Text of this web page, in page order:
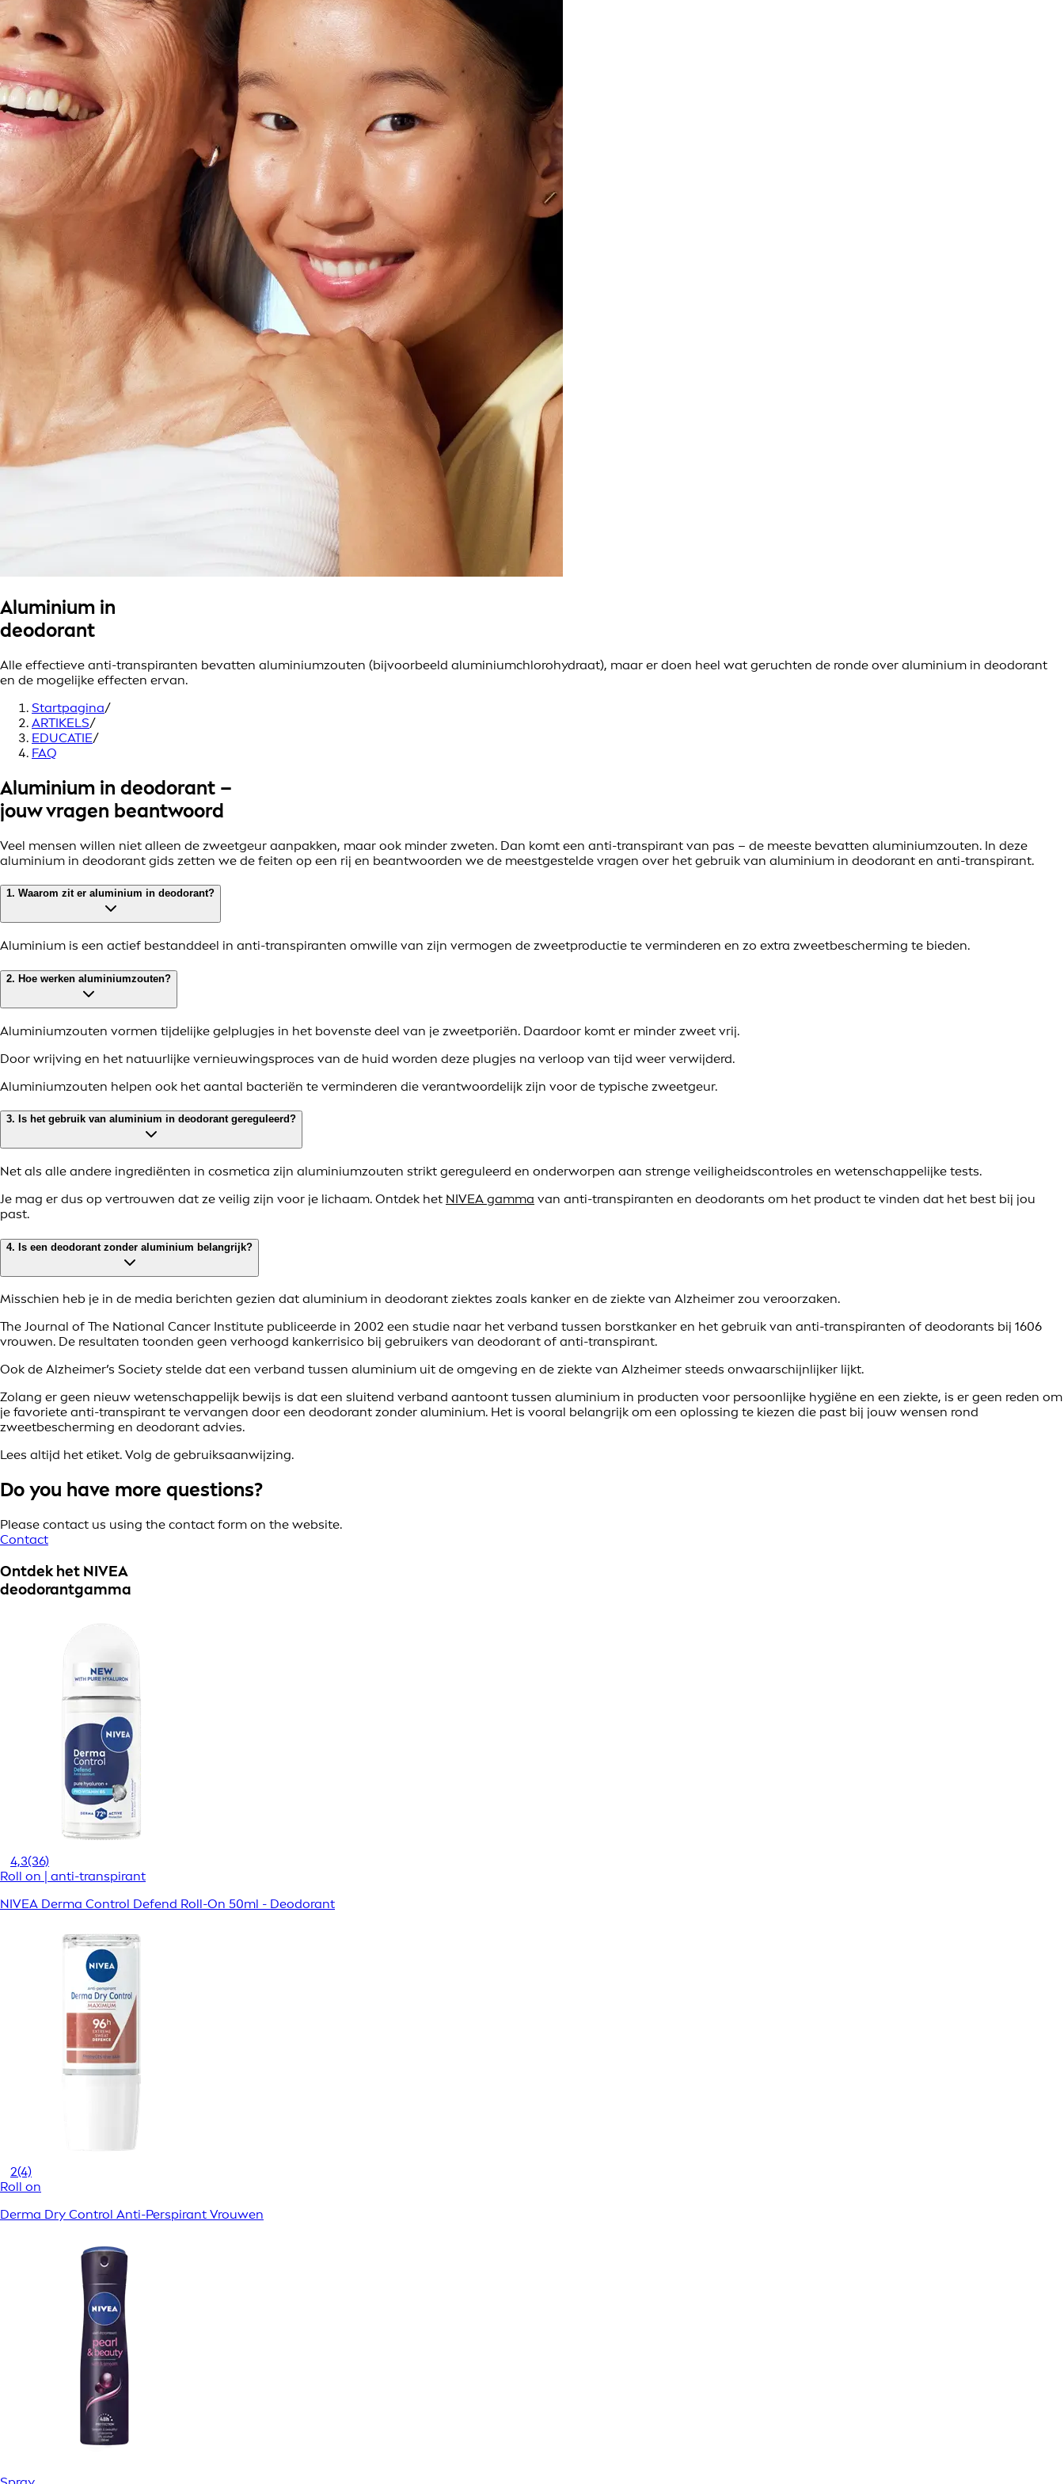
Aluminium in
deodorant
Alle effectieve anti-transpiranten bevatten aluminiumzouten (bijvoorbeeld aluminiumchlorohydraat), maar er doen heel wat geruchten de ronde over aluminium in deodorant
en de mogelijke effecten ervan.
Startpagina/
ARTIKELS/
EDUCATIE/
FAQ
Aluminium in deodorant –
jouw vragen beantwoord
Veel mensen willen niet alleen de zweetgeur aanpakken, maar ook minder zweten. Dan komt een anti-transpirant van pas – de meeste bevatten aluminiumzouten. In deze
aluminium in deodorant gids zetten we de feiten op een rij en beantwoorden we de meestgestelde vragen over het gebruik van aluminium in deodorant en anti-transpirant.
1. Waarom zit er aluminium in deodorant?
Aluminium is een actief bestanddeel in anti-transpiranten omwille van zijn vermogen de zweetproductie te verminderen en zo extra zweetbescherming te bieden.
2. Hoe werken aluminiumzouten?
Aluminiumzouten vormen tijdelijke gelplugjes in het bovenste deel van je zweetporiën. Daardoor komt er minder zweet vrij.
Door wrijving en het natuurlijke vernieuwingsproces van de huid worden deze plugjes na verloop van tijd weer verwijderd.
Aluminiumzouten helpen ook het aantal bacteriën te verminderen die verantwoordelijk zijn voor de typische zweetgeur.
3. Is het gebruik van aluminium in deodorant gereguleerd?
Net als alle andere ingrediënten in cosmetica zijn aluminiumzouten strikt gereguleerd en onderworpen aan strenge veiligheidscontroles en wetenschappelijke tests.
Je mag er dus op vertrouwen dat ze veilig zijn voor je lichaam. Ontdek het NIVEA gamma van anti-transpiranten en deodorants om het product te vinden dat het best bij jou
past.
4. Is een deodorant zonder aluminium belangrijk?
Misschien heb je in de media berichten gezien dat aluminium in deodorant ziektes zoals kanker en de ziekte van Alzheimer zou veroorzaken.
The Journal of The National Cancer Institute publiceerde in 2002 een studie naar het verband tussen borstkanker en het gebruik van anti-transpiranten of deodorants bij 1606
vrouwen. De resultaten toonden geen verhoogd kankerrisico bij gebruikers van deodorant of anti-transpirant.
Ook de Alzheimer’s Society stelde dat een verband tussen aluminium uit de omgeving en de ziekte van Alzheimer steeds onwaarschijnlijker lijkt.
Zolang er geen nieuw wetenschappelijk bewijs is dat een sluitend verband aantoont tussen aluminium in producten voor persoonlijke hygiëne en een ziekte, is er geen reden om
je favoriete anti-transpirant te vervangen door een deodorant zonder aluminium. Het is vooral belangrijk om een oplossing te kiezen die past bij jouw wensen rond
zweetbescherming en deodorant advies.
Lees altijd het etiket. Volg de gebruiksaanwijzing.
Do you have more questions?
Please contact us using the contact form on the website.
Contact
Ontdek het NIVEA
deodorantgamma
4,3(36)
Roll on | anti-transpirant
NIVEA Derma Control Defend Roll-On 50ml - Deodorant
2(4)
Roll on
Derma Dry Control Anti-Perspirant Vrouwen